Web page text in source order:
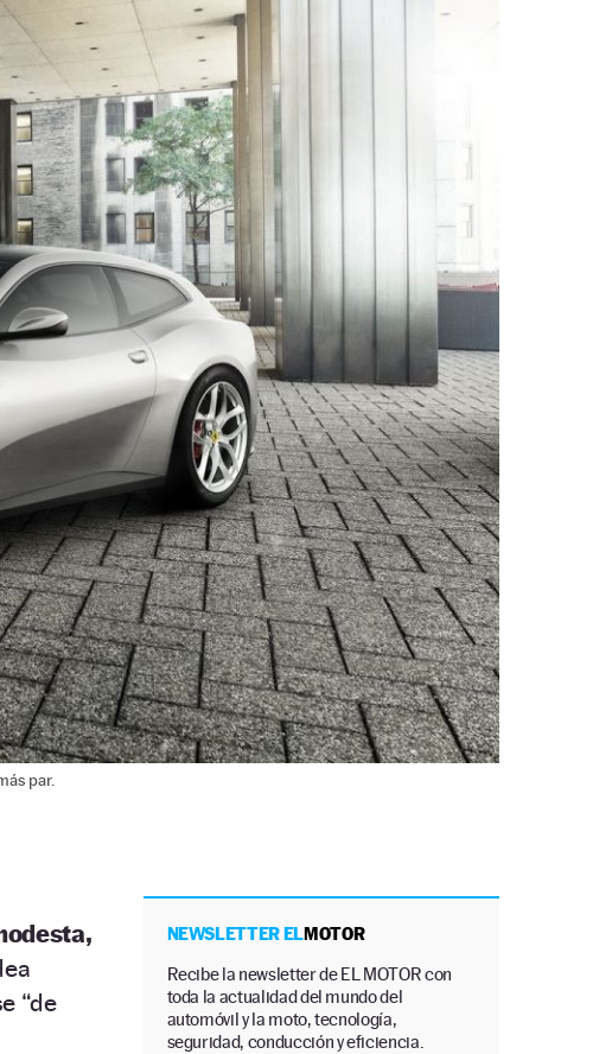
par.
“de
NEWSLETTER ELMOTOR
Recibe la newsletter de EL MOTOR con
toda la actualidad del mundo del
automóvil y la moto, tecnología,
seguridad, conducción y eficiencia.